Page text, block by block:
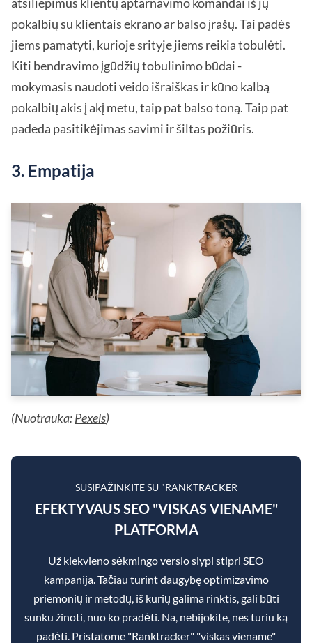
pokalbių su klientais ekrano ar balso įrašų. Tai padės
jiems pamatyti, kurioje srityje jiems reikia tobulėti.
Kiti bendravimo įgūdžių tobulinimo būdai -
mokymasis naudoti veido išraiškas ir kūno kalbą
pokalbių akis į akį metu, taip pat balso toną. Taip pat
padeda pasitikėjimas savimi ir šiltas požiūris.
3. Empatija
(Nuotrauka:Pexels)
SUSIPAŽINKITE SU "RANKTRACKER
EFEKTYVAUS SEO "VISKAS VIENAME"
PLATFORMA
Už kiekvieno sėkmingo verslo slypi stipri SEO
kampanija. Tačiau turint daugybę optimizavimo
priemonių ir metodų, iš kurių galima rinktis, gali būti
sunku žinoti, nuo ko pradėti. Na, nebijokite, nes turiu ką
padėti. Pristatome "Ranktracker" "viskas viename"